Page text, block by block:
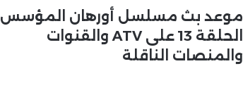
موعد بث مسلسل أورهان المؤسس
الحلقة 13 على ATV والقنوات
والمنصات الناقلة